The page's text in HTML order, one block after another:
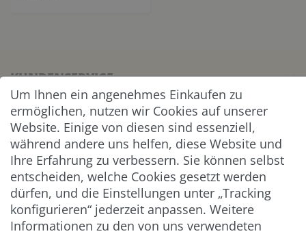
KUNDENSERVICE
UNTERNEHMEN & SERVICE
INFORMATION
NEWSLETTER
ZAHLUNG & VERSAND
Um Ihnen ein angenehmes Einkaufen zu
ermöglichen, nutzen wir Cookies auf unserer
Website. Einige von diesen sind essenziell,
während andere uns helfen, diese Website und
Ihre Erfahrung zu verbessern. Sie können selbst
entscheiden, welche Cookies gesetzt werden
dürfen, und die Einstellungen unter „Tracking
konfigurieren“ jederzeit anpassen. Weitere
Informationen zu den von uns verwendeten